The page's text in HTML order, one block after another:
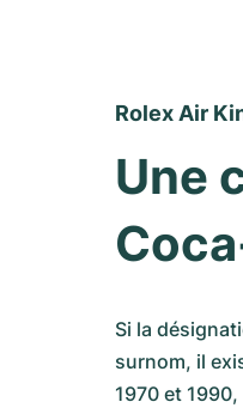
Rolex Air
Une
Si la
surnom, il
1970 et